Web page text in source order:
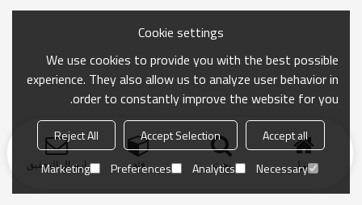
منزل بحث فئة ارسال التحقيق
Cookie settings
We use cookies to provide you with the best possible
experience. They also allow us to analyze user behavior in
order to constantly improve the website for you.
Accept all
Accept Selection
Reject All
Necessary
Analytics
Preferences
Marketing